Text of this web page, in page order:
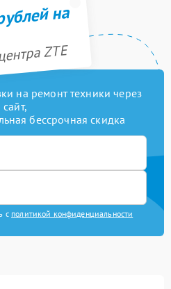
на
ZTE
на ремонт техники через
сайт,
бессрочная скидка
с политикой конфиденциальности